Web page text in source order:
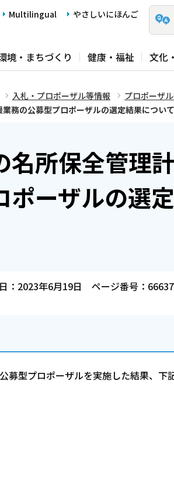
Multilingual やさしいにほんご
境・まちづくり 健康・福祉 文化
入札・プロポーザル等情報 プロポーザ
務の公募型プロポーザルの選定結果について
名所保全管理
ーザルの選
：2023年6月19日 ページ番号：
募型プロポーザルを実施した結果、下